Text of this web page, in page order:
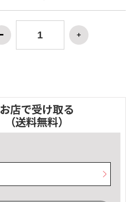
お店で受け取る
（送料無料）